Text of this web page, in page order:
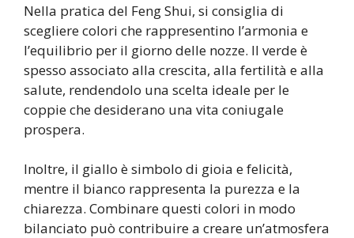
Nella pratica del Feng Shui, si consiglia di
scegliere colori che rappresentino l’armonia e
l’equilibrio per il giorno delle nozze. Il verde è
spesso associato alla crescita, alla fertilità e alla
salute, rendendolo una scelta ideale per le
coppie che desiderano una vita coniugale
prospera.
Inoltre, il giallo è simbolo di gioia e felicità,
mentre il bianco rappresenta la purezza e la
chiarezza. Combinare questi colori in modo
bilanciato può contribuire a creare un’atmosfera